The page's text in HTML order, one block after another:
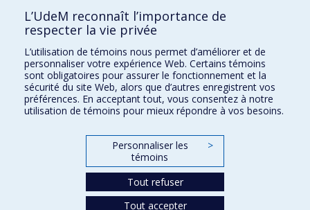
Kinésiologie et des sciences de l’activité physique
Orthophonie et audiologie
Réadaptation
Directions
DPC
CPASS
L’UdeM reconnaît l’importance de
respecter la vie privée
L’utilisation de témoins nous permet d’améliorer et de
personnaliser votre expérience Web. Certains témoins
sont obligatoires pour assurer le fonctionnement et la
sécurité du site Web, alors que d’autres enregistrent vos
préférences. En acceptant tout, vous consentez à notre
utilisation de témoins pour mieux répondre à vos besoins.
Personnaliser les
témoins
>
Tout refuser
Tout accepter